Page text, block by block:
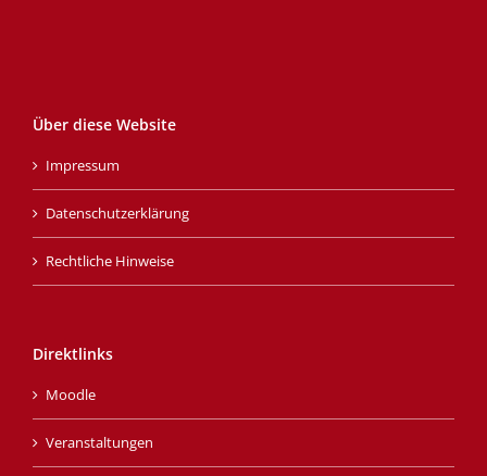
Über diese Website
Impressum
Datenschutzerklärung
Rechtliche Hinweise
Direktlinks
Moodle
Veranstaltungen